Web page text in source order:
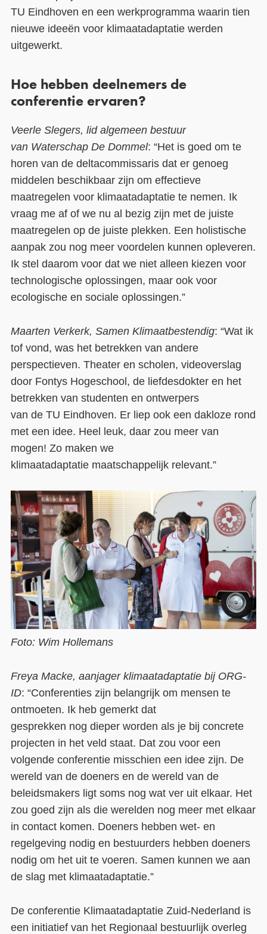
TU Eindhoven en een werkprogramma waarin tien
nieuwe ideeën voor klimaatadaptatie werden
uitgewerkt.
Hoe hebben deelnemers de
conferentie ervaren?
Veerle Slegers, lid algemeen bestuur
vanWaterschap De Dommel: “Het is goed om te
horen van de deltacommissaris dat er genoeg
middelen beschikbaar zijn om effectieve
maatregelen voor klimaatadaptatie te nemen. Ik
vraag me af of we nu al bezig zijn met de juiste
maatregelen op de juiste plekken. Een holistische
aanpak zou nog meer voordelen kunnen opleveren.
Ik stel daarom voor dat we niet alleen kiezen voor
technologische oplossingen, maar ook voor
ecologische en sociale oplossingen.”
Maarten Verkerk, Samen Klimaatbestendig: “Wat ik
tof vond, was het betrekken van andere
perspectieven. Theater en scholen, videoverslag
doorFontysHogeschool, de liefdesdokter en het
betrekken van studenten en ontwerpers
van deTU Eindhoven. Er liep ook een dakloze rond
met een idee. Heel leuk, daar zou meer van
mogen! Zo maken we
klimaatadaptatiemaatschappelijk relevant.”
Foto: Wim Hollemans
Freya Macke, aanjagerklimaatadaptatie bij ORG-
ID: “Conferenties zijn belangrijk om mensen te
ontmoeten. Ik heb gemerkt dat
gesprekken nog dieper worden als je bij concrete
projecten in het veld staat. Dat zou voor een
volgende conferentie misschien een idee zijn. De
wereld van de doeners en de wereld van de
beleidsmakers ligt soms nog wat ver uit elkaar. Het
zou goed zijn als die werelden nog meer met elkaar
in contact komen. Doeners hebben wet- en
regelgeving nodig en bestuurders hebben doeners
nodig om het uit te voeren. Samen kunnen we aan
de slag met klimaatadaptatie.”
De conferentie Klimaatadaptatie Zuid-Nederland is
een initiatief van het Regionaal bestuurlijk overleg